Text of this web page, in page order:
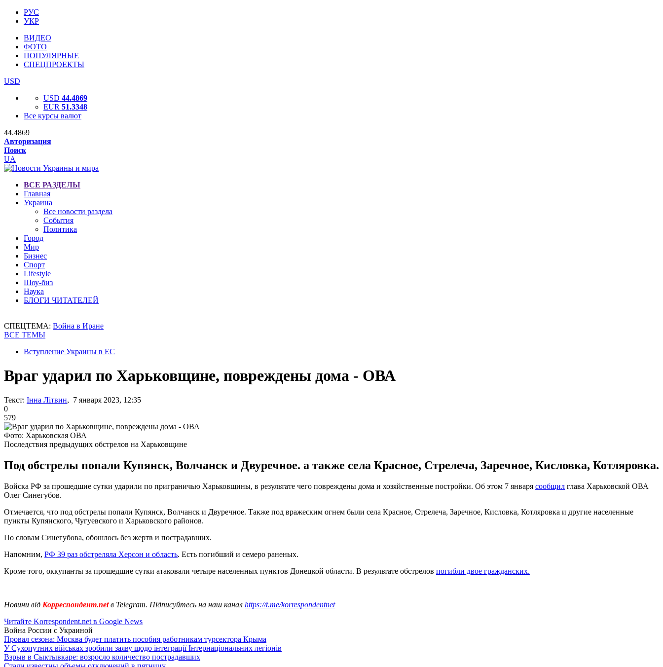
РУС
УКР
ВИДЕО
ФОТО
ПОПУЛЯРНЫЕ
СПЕЦПРОЕКТЫ
USD
USD 44.4869
EUR 51.3348
Все курсы валют
44.4869
Авторизация
Поиск
UA
ВСЕ РАЗДЕЛЫ
Главная
Украина
Все новости раздела
События
Политика
Город
Мир
Бизнес
Спорт
Lifestyle
Шоу-биз
Наука
БЛОГИ ЧИТАТЕЛЕЙ
СПЕЦТЕМА: Война в Иране
ВСЕ ТЕМЫ
Вступление Украины в ЕС
Враг ударил по Харьковщине, повреждены дома - ОВА
Текст: Інна Літвин, 7 января 2023, 12:35
0
579
Фото: Харьковская ОВА
Последствия предыдущих обстрелов на Харьковщине
Под обстрелы попали Купянск, Волчанск и Двуречное. а также села Красное, Стрелеча, Заречное, Кисловка, Котляровка.
Войска РФ за прошедшие сутки ударили по приграничью Харьковщины, в результате чего повреждены дома и хозяйственные постройки. Об этом 7 января сообщил глава Харьковской ОВА
Олег Синегубов.
Отмечается, что под обстрелы попали Купянск, Волчанск и Двуречное. Также под вражеским огнем были села Красное, Стрелеча, Заречное, Кисловка, Котляровка и другие населенные
пункты Купянского, Чугуевского и Харьковского районов.
По словам Синегубова, обошлось без жертв и пострадавших.
Напомним, РФ 39 раз обстреляла Херсон и область. Есть погибший и семеро раненых.
Кроме того, оккупанты за прошедшие сутки атаковали четыре населенных пунктов Донецкой области. В результате обстрелов погибли двое гражданских.
Новини від Корреспондент.netв Telegram. Підписуйтесь на наш канал https://t.me/korrespondentnet
Читайте Korrespondent.net в Google News
Война России с Украиной
Провал сезона: Москва будет платить пособия работникам турсектора Крыма
У Сухопутних військах зробили заяву щодо інтеграції Інтернаціональних легіонів
Взрыв в Сыктывкаре: возросло количество пострадавших